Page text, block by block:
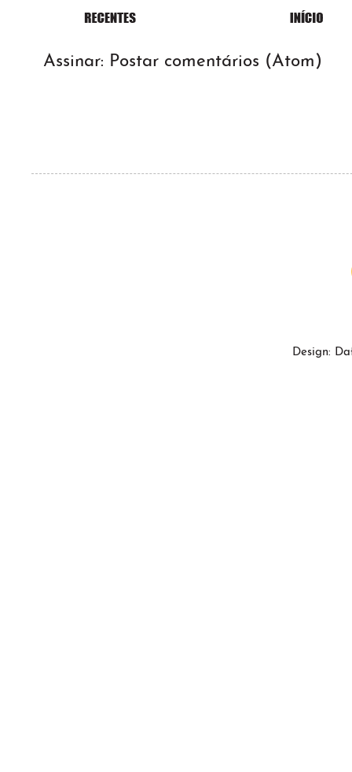
Assinar: Postar comentários (Atom)
Design: